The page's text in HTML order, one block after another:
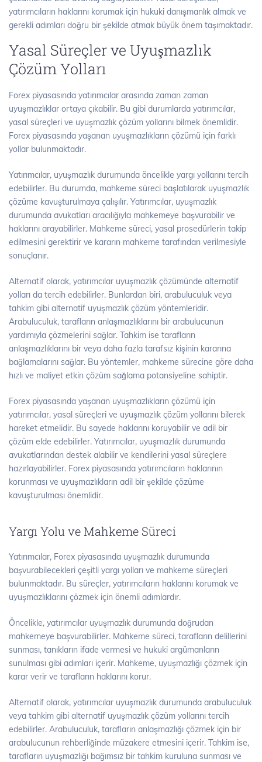
yatırımcıların haklarını korumak için hukuki danışmanlık almak ve
gerekli adımları doğru bir şekilde atmak büyük önem taşımaktadır.
Yasal Süreçler ve Uyuşmazlık
Çözüm Yolları
Forex piyasasında yatırımcılar arasında zaman zaman
uyuşmazlıklar ortaya çıkabilir. Bu gibi durumlarda yatırımcılar,
yasal süreçleri ve uyuşmazlık çözüm yollarını bilmek önemlidir.
Forex piyasasında yaşanan uyuşmazlıkların çözümü için farklı
yollar bulunmaktadır.
Yatırımcılar, uyuşmazlık durumunda öncelikle yargı yollarını tercih
edebilirler. Bu durumda, mahkeme süreci başlatılarak uyuşmazlık
çözüme kavuşturulmaya çalışılır. Yatırımcılar, uyuşmazlık
durumunda avukatları aracılığıyla mahkemeye başvurabilir ve
haklarını arayabilirler. Mahkeme süreci, yasal prosedürlerin takip
edilmesini gerektirir ve kararın mahkeme tarafından verilmesiyle
sonuçlanır.
Alternatif olarak, yatırımcılar uyuşmazlık çözümünde alternatif
yolları da tercih edebilirler. Bunlardan biri, arabuluculuk veya
tahkim gibi alternatif uyuşmazlık çözüm yöntemleridir.
Arabuluculuk, tarafların anlaşmazlıklarını bir arabulucunun
yardımıyla çözmelerini sağlar. Tahkim ise tarafların
anlaşmazlıklarını bir veya daha fazla tarafsız kişinin kararına
bağlamalarını sağlar. Bu yöntemler, mahkeme sürecine göre daha
hızlı ve maliyet etkin çözüm sağlama potansiyeline sahiptir.
Forex piyasasında yaşanan uyuşmazlıkların çözümü için
yatırımcılar, yasal süreçleri ve uyuşmazlık çözüm yollarını bilerek
hareket etmelidir. Bu sayede haklarını koruyabilir ve adil bir
çözüm elde edebilirler. Yatırımcılar, uyuşmazlık durumunda
avukatlarından destek alabilir ve kendilerini yasal süreçlere
hazırlayabilirler. Forex piyasasında yatırımcıların haklarının
korunması ve uyuşmazlıkların adil bir şekilde çözüme
kavuşturulması önemlidir.
Yargı Yolu ve Mahkeme Süreci
Yatırımcılar, Forex piyasasında uyuşmazlık durumunda
başvurabilecekleri çeşitli yargı yolları ve mahkeme süreçleri
bulunmaktadır. Bu süreçler, yatırımcıların haklarını korumak ve
uyuşmazlıklarını çözmek için önemli adımlardır.
Öncelikle, yatırımcılar uyuşmazlık durumunda doğrudan
mahkemeye başvurabilirler. Mahkeme süreci, tarafların delillerini
sunması, tanıkların ifade vermesi ve hukuki argümanların
sunulması gibi adımları içerir. Mahkeme, uyuşmazlığı çözmek için
karar verir ve tarafların haklarını korur.
Alternatif olarak, yatırımcılar uyuşmazlık durumunda arabuluculuk
veya tahkim gibi alternatif uyuşmazlık çözüm yollarını tercih
edebilirler. Arabuluculuk, tarafların anlaşmazlığı çözmek için bir
arabulucunun rehberliğinde müzakere etmesini içerir. Tahkim ise,
tarafların uyuşmazlığı bağımsız bir tahkim kuruluna sunması ve